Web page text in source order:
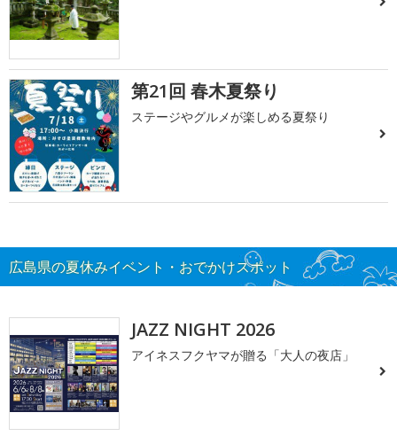
第21回 春木夏祭り
ステージやグルメが楽しめる夏祭り
広島県の夏休みイベント・おでかけスポット
JAZZ NIGHT 2026
アイネスフクヤマが贈る「大人の夜店」